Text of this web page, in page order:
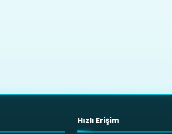
Hızlı Erişim